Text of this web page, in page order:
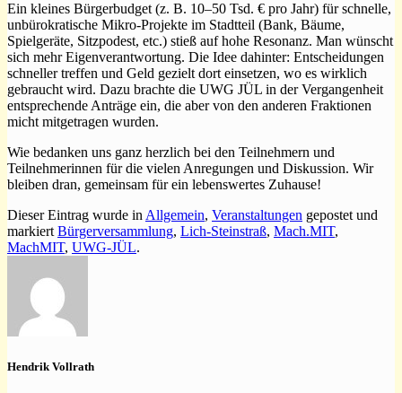
Ein kleines Bürgerbudget (z. B. 10–50 Tsd. € pro Jahr) für schnelle,
unbürokratische Mikro-Projekte im Stadtteil (Bank, Bäume,
Spielgeräte, Sitzpodest, etc.) stieß auf hohe Resonanz. Man wünscht
sich mehr Eigenverantwortung. Die Idee dahinter: Entscheidungen
schneller treffen und Geld gezielt dort einsetzen, wo es wirklich
gebraucht wird. Dazu brachte die UWG JÜL in der Vergangenheit
entsprechende Anträge ein, die aber von den anderen Fraktionen
micht mitgetragen wurden.
Wie bedanken uns ganz herzlich bei den Teilnehmern und
Teilnehmerinnen für die vielen Anregungen und Diskussion. Wir
bleiben dran, gemeinsam für ein lebenswertes Zuhause!
Dieser Eintrag wurde in Allgemein, Veranstaltungen gepostet und
markiert Bürgerversammlung, Lich-Steinstraß, Mach.MIT,
MachMIT, UWG-JÜL.
Hendrik Vollrath